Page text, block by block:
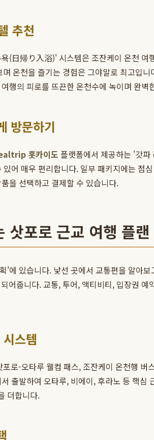
추천
(日帰り入浴)' 시스템은 조잔케이 온천
온천을 즐기는 경험은 그야말로 최고입
행의 피로를 뜨끈한 온천수에 녹이며 완벽
방문하기
홋카이도 플랫폼에서 제공하는 '갓
어 매우 편리합니다. 일부 패키지에는
을 선택하고 결제할 수 있습니다.
포로 근교 여행 플랜
'에 있습니다. 낯선 곳에서 교통편을 알아
어줍니다. 교통, 투어, 액티비티, 입장권
스템
로-오타루 웰컴 패스, 조잔케이 온천행
출발하여 오타루, 비에이, 후라노 등 핵
더합니다.